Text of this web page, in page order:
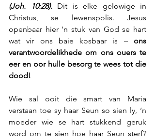
(Joh. 10:28). Dit is elke gelowige in
Christus, se lewenspolis. Jesus
openbaar hier ‘n stuk van God se hart
wat vir ons baie kosbaar is – ons
verantwoordelikhede om ons ouers te
eer en oor hulle besorg te wees tot die
dood!
Wie sal ooit die smart van Maria
verstaan toe sy haar Seun so sien ly, ‘n
moeder wie se hart stukkend geruk
word om te sien hoe haar Seun sterf?